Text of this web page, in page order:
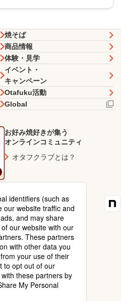
焼そば
商品情報
体験・見学
イベント・
キャンペーン
Otafuku活動
Global
お好み焼好きが集う
オンラインコミュニティ
オタフクラブとは？
一覧